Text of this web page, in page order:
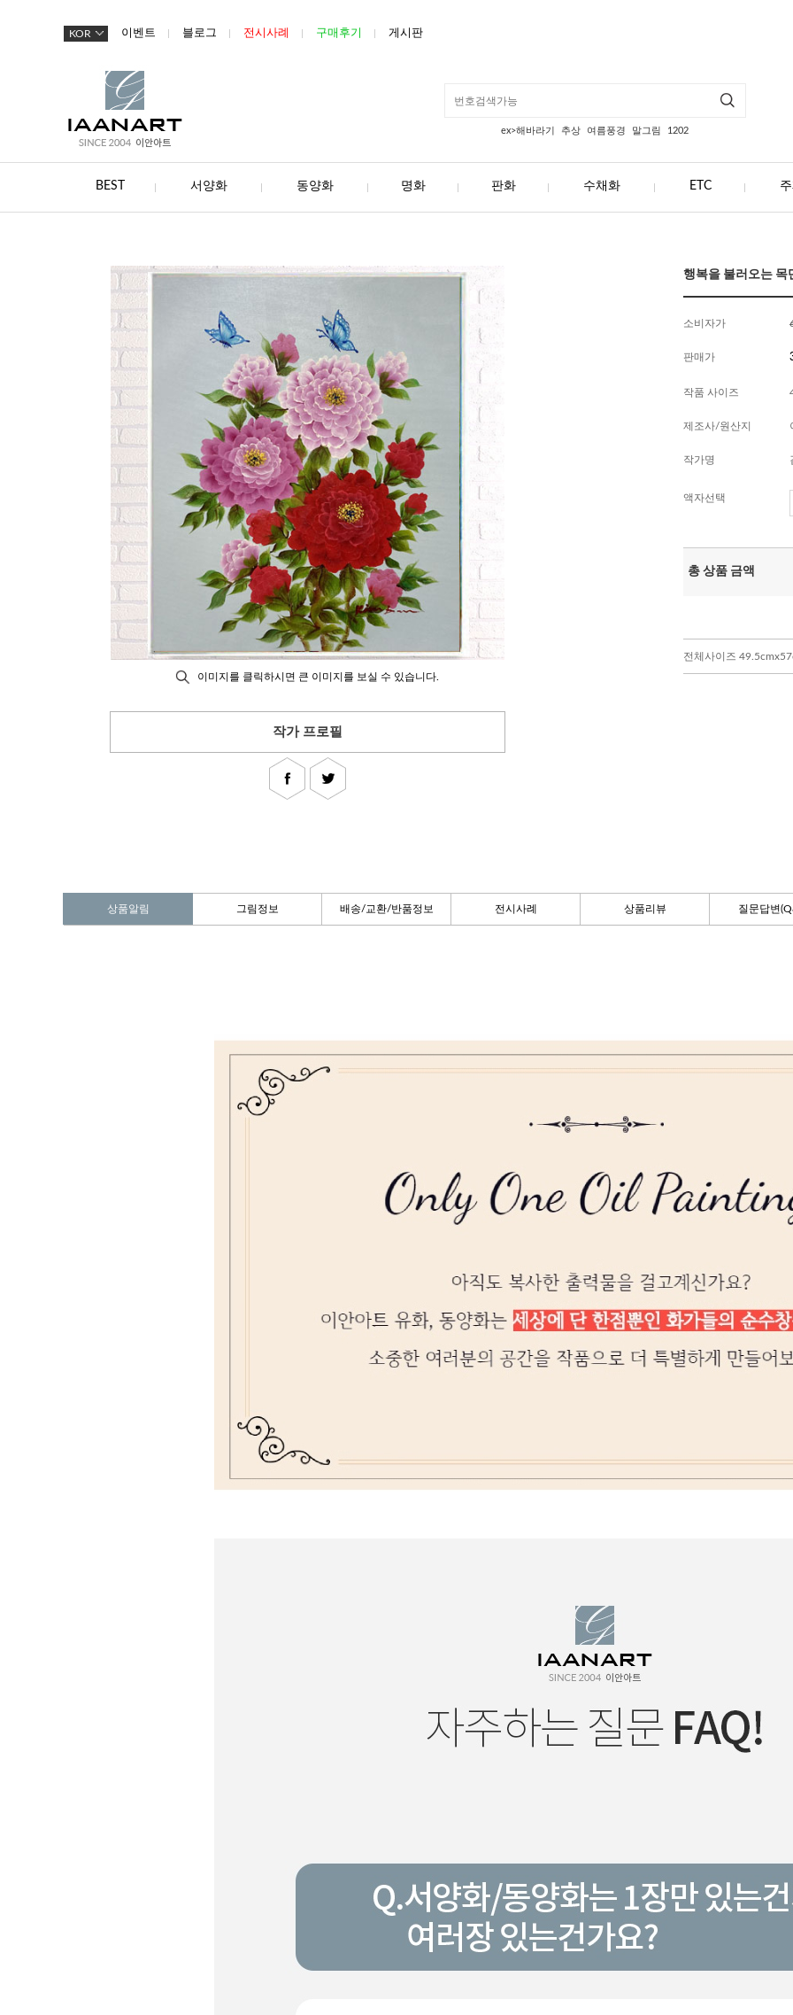
KOR 이벤트 블로그 전시사례 구매후기 게시판
ex>해바라기 추상 여름풍경 말그림 1202
BEST 서양화 동양화 명화 판화 수채화 ETC
이미지를 클릭하시면 큰 이미지를 보실 수 있습니다.
작가 프로필
행복을 불러오는
소비자가
판매가
작품 사이즈
제조사/원산지
작가명
액자선택
총 상품 금액
전체사이즈
상품알림 그림정보 배송/교환/반품정보 전시사례 상품리뷰 질문답변